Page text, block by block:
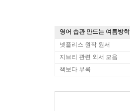
영어 습관 만드는 여름방학
넷플리스 원작 원서
지브리 관련 외서 모음
책보다 부록